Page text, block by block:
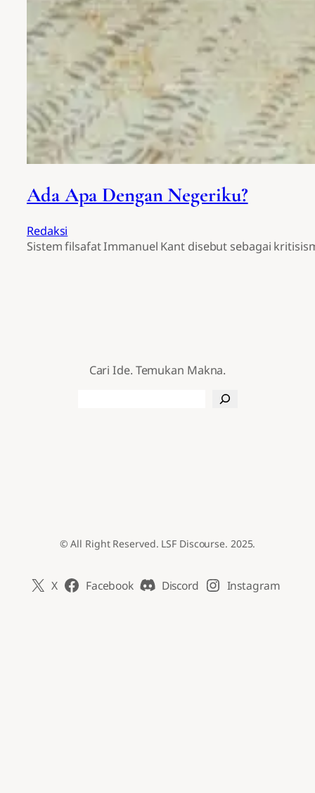
Ada Apa Dengan Negeriku?
Redaksi
Sistem filsafat Immanuel Kant disebut sebagai
Cari Ide. Temukan Makna.
© All Right Reserved. LSF Discourse. 2025.
X Facebook Discord Instagram